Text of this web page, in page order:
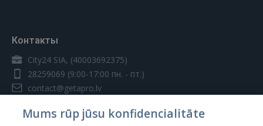
Контакты
City24 SIA, (40003692375)
28259069 (9:00-17:00 пн. - пт.)
contact@getapro.lv
Mums rūp jūsu konfidencialitāte